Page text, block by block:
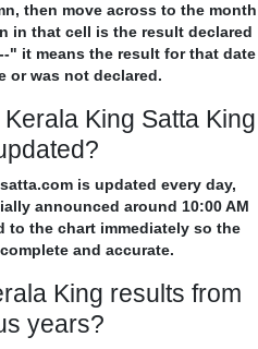
then move across to the month
in that cell is the result declared
" it means the result for that date
or was not declared.
King Satta King
is updated every day,
announced around 10:00 AM
to the chart immediately so the
and accurate.
King results from
years?